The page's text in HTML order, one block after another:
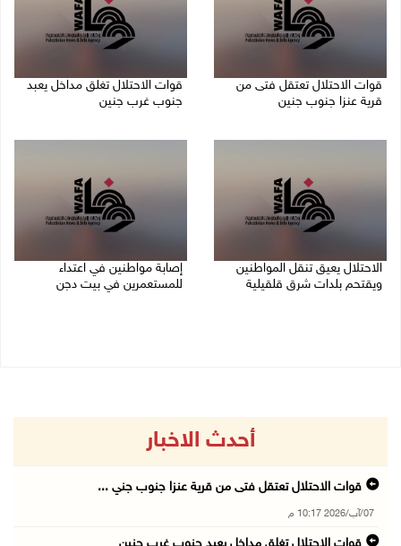
قوات الاحتلال تعتقل فتى من
قرية عنزا جنوب جنين
قوات الاحتلال تغلق مداخل يعبد
جنوب غرب جنين
الاحتلال يعيق تنقل المواطنين
ويقتحم بلدات شرق قلقيلية
إصابة مواطنين في اعتداء
للمستعمرين في بيت دجن
أحدث الاخبار
قوات الاحتلال تعتقل فتى من قرية عنزا جنوب جني ...
07/آب/2026 10:17 م